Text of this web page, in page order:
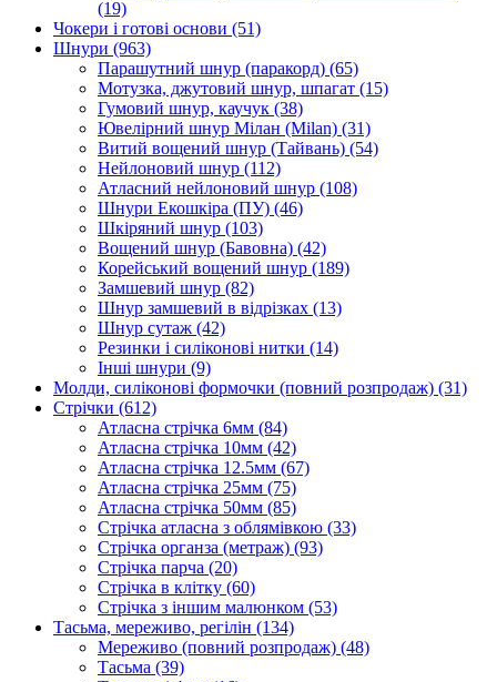
(19)
Чокери і готові основи (51)
Шнури (963)
Парашутний шнур (паракорд) (65)
Мотузка, джутовий шнур, шпагат (15)
Гумовий шнур, каучук (38)
Ювелірний шнур Мілан (Milan) (31)
Витий вощений шнур (Тайвань) (54)
Нейлоновий шнур (112)
Атласний нейлоновий шнур (108)
Шнури Екошкіра (ПУ) (46)
Шкіряний шнур (103)
Вощений шнур (Бавовна) (42)
Корейський вощений шнур (189)
Замшевий шнур (82)
Шнур замшевий в відрізках (13)
Шнур сутаж (42)
Резинки і силіконові нитки (14)
Інші шнури (9)
Молди, силіконові формочки (повний розпродаж) (31)
Стрічки (612)
Атласна стрічка 6мм (84)
Атласна стрічка 10мм (42)
Атласна стрічка 12.5мм (67)
Атласна стрічка 25мм (75)
Атласна стрічка 50мм (85)
Стрічка атласна з облямівкою (33)
Стрічка органза (метраж) (93)
Стрічка парча (20)
Стрічка в клітку (60)
Стрічка з іншим малюнком (53)
Тасьма, мереживо, регілін (134)
Мереживо (повний розпродаж) (48)
Тасьма (39)